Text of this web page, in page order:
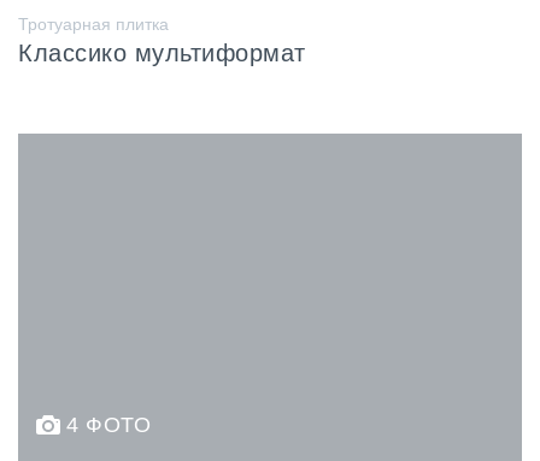
Тротуарная плитка
Классико мультиформат
4 ФОТО